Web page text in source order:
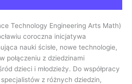
Technology Engineering Arts Math)
coroczna inicjatywa
nauki ścisłe, nowe technologie,
połączeniu z dziedzinami
dzieci i młodzieży. Do współpracy
z różnych dziedzin,